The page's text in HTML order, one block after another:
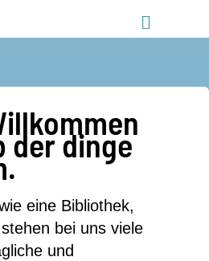
Menü
der dinge
eine Bibliothek,
bei uns viele
und